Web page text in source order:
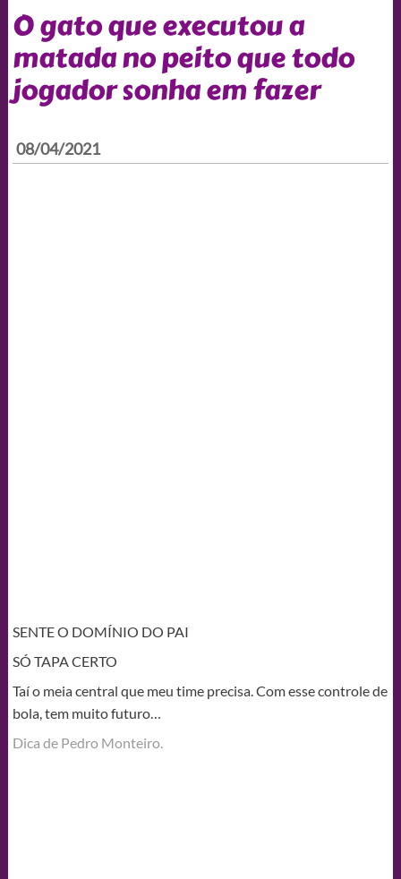
O gato que executou a
matada no peito que todo
jogador sonha em fazer
08/04/2021
SENTE O DOMÍNIO DO PAI
SÓ TAPA CERTO
Taí o meia central que meu time precisa. Com esse controle de
bola, tem muito futuro…
Dica de Pedro Monteiro.